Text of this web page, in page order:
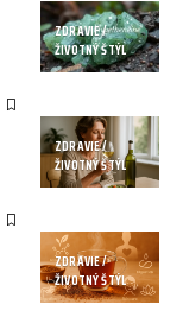
ZDRAVIE /
ŽIVOTNÝ ŠTÝL
ZDRAVIE /
ŽIVOTNÝ ŠTÝL
ZDRAVIE /
ŽIVOTNÝ ŠTÝL